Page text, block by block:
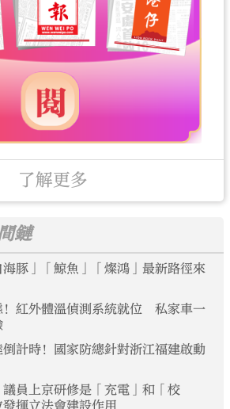
了解更多
鏈
豚」「鯨魚」「燦鴻」最新路徑來
！紅外體溫偵測系統就位 私家車一
倒計時！國家防總針對浙江福建啟動
員上京研修是「充電」和「校